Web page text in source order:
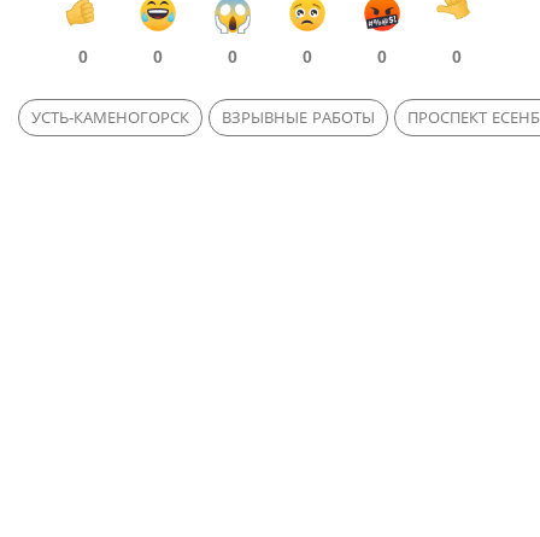
0 0 0 0 0 0
УСТЬ-КАМЕНОГОРСК ВЗРЫВНЫЕ РАБОТЫ ПРОСПЕКТ